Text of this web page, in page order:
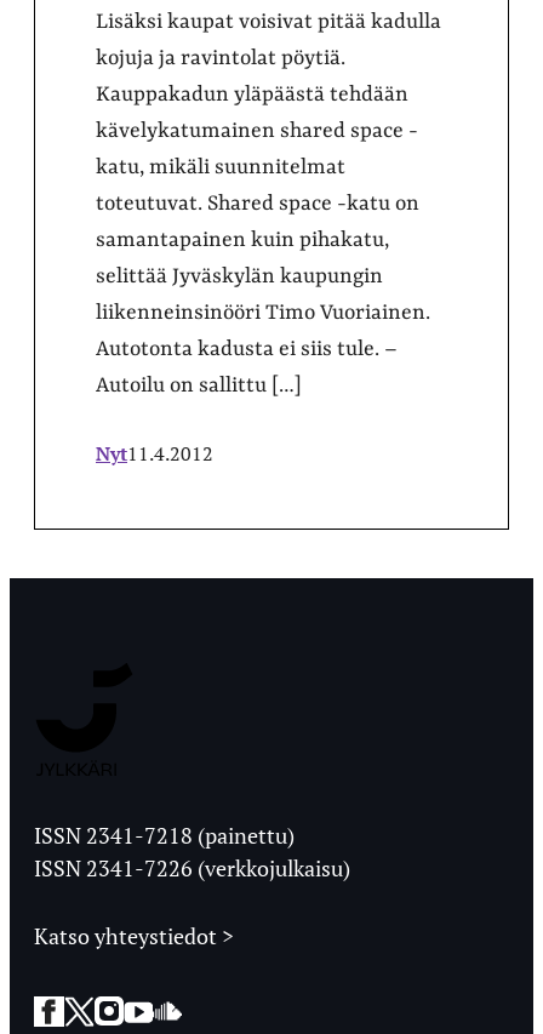
Lisäksi kaupat voisivat pitää kadulla
kojuja ja ravintolat pöytiä.
Kauppakadun yläpäästä tehdään
kävelykatumainen shared space -
katu, mikäli suunnitelmat
toteutuvat. Shared space -katu on
samantapainen kuin pihakatu,
selittää Jyväskylän kaupungin
liikenneinsinööri Timo Vuoriainen.
Autotonta kadusta ei siis tule. –
Autoilu on sallittu […]
Nyt11.4.2012
Ylioppilaslehti
ISSN 2341-7218 (painettu)
ISSN 2341-7226 (verkkojulkaisu)
Katso yhteystiedot >
Facebook
Twitter
Instagram
YouTube
SoundCloud